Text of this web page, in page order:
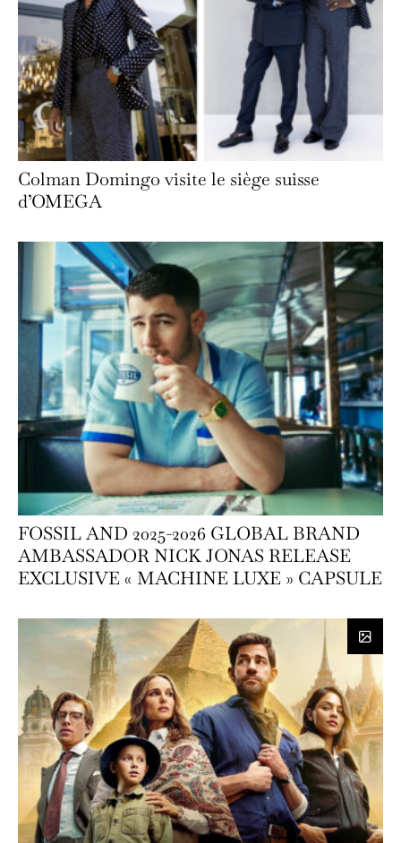
Colman Domingo visite le siège suisse
d’OMEGA
FOSSIL AND 2025-2026 GLOBAL BRAND
AMBASSADOR NICK JONAS RELEASE
EXCLUSIVE « MACHINE LUXE » CAPSULE